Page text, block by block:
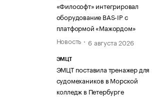
«Философт» интегрировал
оборудование BAS-IP с
платформой «Мажордом»
Новость
6 августа 2026
ЭМЦТ
ЭМЦТ поставила тренажер для
судомехаников в Морской
колледж в Петербурге